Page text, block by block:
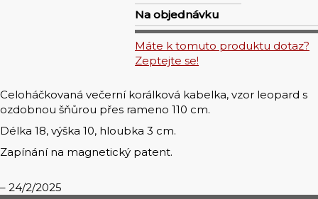
Na objednávku
Máte k tomuto produktu dotaz?
Zeptejte se!
Celoháčkovaná večerní korálková kabelka, vzor leopard s
ozdobnou šňůrou přes rameno 110 cm.
Délka 18, výška 10, hloubka 3 cm.
Zapínání na magnetický patent.
24/2/2025